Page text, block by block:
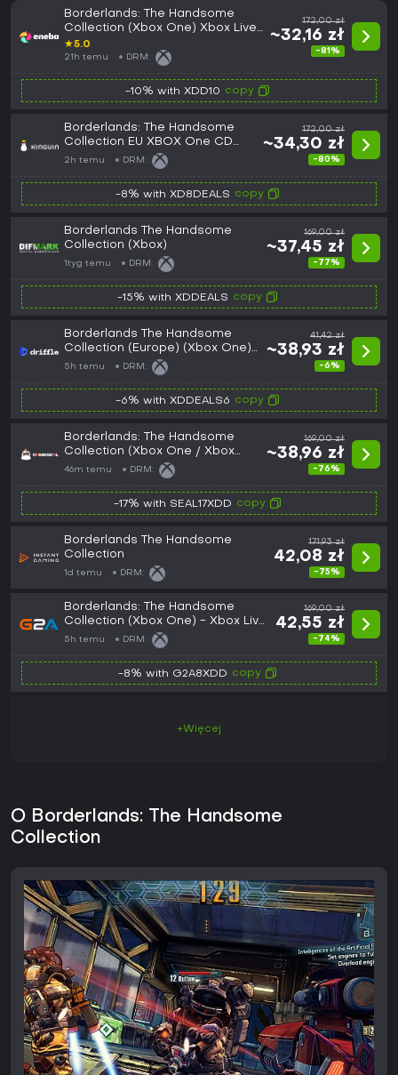
Borderlands: The Handsome
Collection (Xbox One) Xbox Live
Key EUROPE
★5.0
21h temu DRM:
172,00 zł
~32,16 zł
-81%
-10% with XDD10 copy
Borderlands: The Handsome
Collection EU XBOX One CD
Key
2h temu DRM:
172,00 zł
~34,30 zł
-80%
-8% with XD8DEALS copy
Borderlands The Handsome
Collection (Xbox)
1tyg temu DRM:
169,00 zł
~37,45 zł
-77%
-15% with XDDEALS copy
Borderlands The Handsome
Collection (Europe) (Xbox One)
- Xbox Live - Digital Key
5h temu DRM:
41,42 zł
~38,93 zł
-6%
-6% with XDDEALS6 copy
Borderlands: The Handsome
Collection (Xbox One / Xbox
Series X|S) Xbox Live Key - EU
46m temu DRM:
169,00 zł
~38,96 zł
-76%
-17% with SEAL17XDD copy
Borderlands The Handsome
Collection
1d temu DRM:
171,93 zł
42,08 zł
-75%
Borderlands: The Handsome
Collection (Xbox One) - Xbox Live
Key - EUROPE
5h temu DRM:
169,00 zł
42,55 zł
-74%
-8% with G2A8XDD copy
+Więcej
O Borderlands: The Handsome
Collection